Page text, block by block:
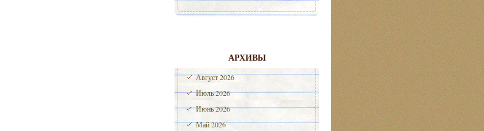
АРХИВЫ
Август 2026
Июль 2026
Июнь 2026
Май 2026